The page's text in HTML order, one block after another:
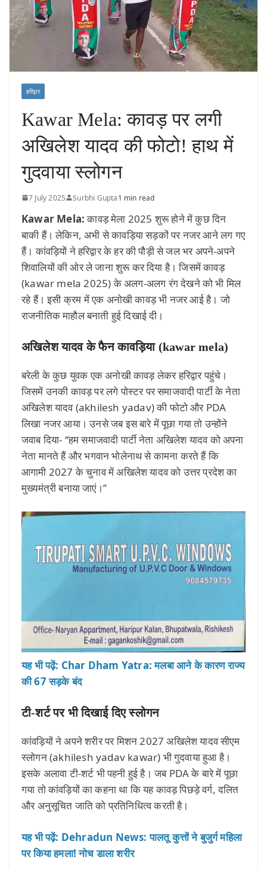
हरिद्वार
Kawar Mela: कावड़ पर लगी
अखिलेश यादव की फोटो! हाथ में
गुदवाया स्लोगन
7 July 2025 Surbhi Gupta1 min read
Kawar Mela:कावड़ मेला 2025 शुरू होने में कुछ दिन
बाकी हैं। लेकिन, अभी से कावड़िया सड़कों पर नजर आने लग गए
हैं। कांवड़ियों ने हरिद्वार के हर की पौड़ी से जल भर अपने-अपने
शिवालियों की ओर ले जाना शुरू कर दिया है। जिसमें कावड़
(kawar mela 2025) के अलग-अलग रंग देखने को भी मिल
रहे हैं। इसी क्रम में एक अनोखी कावड़ भी नजर आई है। जो
राजनीतिक माहौल बनाती हुई दिखाई दी।
अखिलेश यादव के फैन कावड़िया (kawar mela)
बरेली के कुछ युवक एक अनोखी कावड़ लेकर हरिद्वार पहुंचे।
जिसमें उनकी कावड़ पर लगे पोस्टर पर समाजवादी पार्टी के नेता
अखिलेश यादव (akhilesh yadav) की फोटो और PDA
लिखा नजर आया। उनसे जब इस बारे में पूछा गया तो उन्होंने
जवाब दिया- “हम समाजवादी पार्टी नेता अखिलेश यादव को अपना
नेता मानते हैं और भगवान भोलेनाथ से कामना करते हैं कि
आगामी 2027 के चुनाव में अखिलेश यादव को उत्तर प्रदेश का
मुख्यमंत्री बनाया जाएं।”
यह भी पढ़ें: Char Dham Yatra: मलबा आने के कारण राज्य
की 67 सड़के बंद
टी-शर्ट पर भी दिखाई दिए स्लोगन
कांवड़ियों ने अपने शरीर पर मिशन 2027 अखिलेश यादव सीएम
स्लोगन (akhilesh yadav kawar) भी गुदवाया हुआ है।
इसके अलावा टी-शर्ट भी पहनी हुई है। जब PDA के बारे में पूछा
गया तो कांवड़ियों का कहना था कि यह कावड़ पिछड़े वर्ग, दलित
और अनुसूचित जाति को प्रतिनिधित्व करती है।
यह भी पढ़ें: Dehradun News: पालतू कुत्तों ने बुजुर्ग महिला
पर किया हमला! नोच डाला शरीर